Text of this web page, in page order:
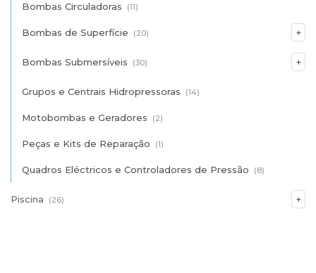
Bombas Circuladoras (11)
Bombas de Superfície (20)
Bombas Submersíveis (30)
Grupos e Centrais Hidropressoras (14)
Motobombas e Geradores (2)
Peças e Kits de Reparação (1)
Quadros Eléctricos e Controladores de Pressão (8)
Piscina (26)